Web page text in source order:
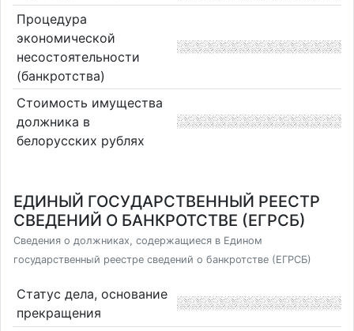
Процедура
экономической
несостоятельности
(банкротства)
Стоимость имущества
должника в
белорусских рублях
ЕДИНЫЙ ГОСУДАРСТВЕННЫЙ РЕЕСТР
СВЕДЕНИЙ О БАНКРОТСТВЕ (ЕГРСБ)
Сведения о должниках, содержащиеся в Едином
государственный реестре сведений о банкротстве (ЕГРСБ)
Статус дела, основание
прекращения